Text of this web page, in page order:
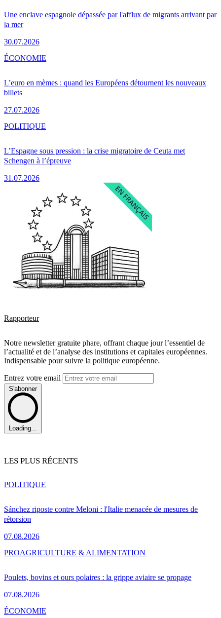
Une enclave espagnole dépassée par l'afflux de migrants arrivant par
la mer
30.07.2026
L’euro en mèmes : quand les Européens détournent les nouveaux
billets
27.07.2026
ÉCONOMIE
L’Espagne sous pression : la crise migratoire de Ceuta met
Schengen à l’épreuve
31.07.2026
POLITIQUE
Rapporteur
Notre newsletter gratuite phare, offrant chaque jour l’essentiel de
l’actualité et de l’analyse des institutions et capitales européennes.
Indispensable pour suivre la politique européenne.
Entrez votre email
S'abonner
Loading...
LES PLUS RÉCENTS
Sánchez riposte contre Meloni : l'Italie menacée de mesures de
rétorsion
07.08.2026
POLITIQUE
Poulets, bovins et ours polaires : la grippe aviaire se propage
07.08.2026
PROAGRICULTURE & ALIMENTATION
ÉCONOMIE